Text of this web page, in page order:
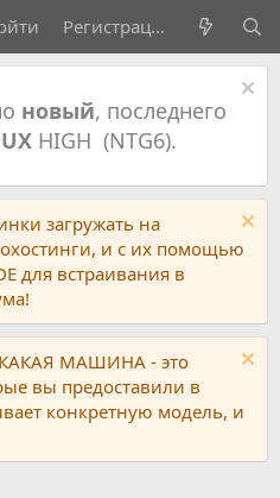
Регистрация
новый, последнего
HIGH (NTG6).
загружать на
и с их помощью
для встраивания в
КАКАЯ МАШИНА - это
вы предоставили в
конкретную модель, и